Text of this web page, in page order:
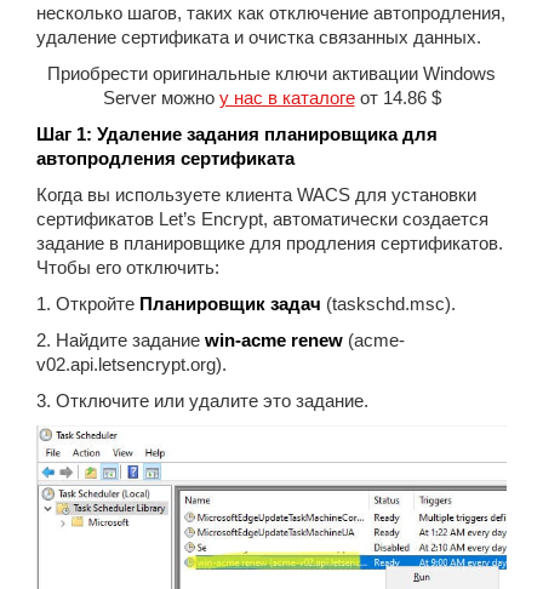
несколько шагов, таких как отключение автопродления,
удаление сертификата и очистка связанных данных.
Приобрести оригинальные ключи активации Windows
Server можно у нас в каталогеот 14.86 $
Шаг 1: Удаление задания планировщика для
автопродления сертификата
Когда вы используете клиента WACS для установки
сертификатов Let’s Encrypt, автоматически создается
задание в планировщике для продления сертификатов.
Чтобы его отключить:
1. Откройте Планировщик задач (taskschd.msc).
2. Найдите задание win-acme renew (acme-
v02.api.letsencrypt.org).
3. Отключите или удалите это задание.